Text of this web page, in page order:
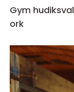
Gym hudiksvall träning för vardag, hälsa
ork